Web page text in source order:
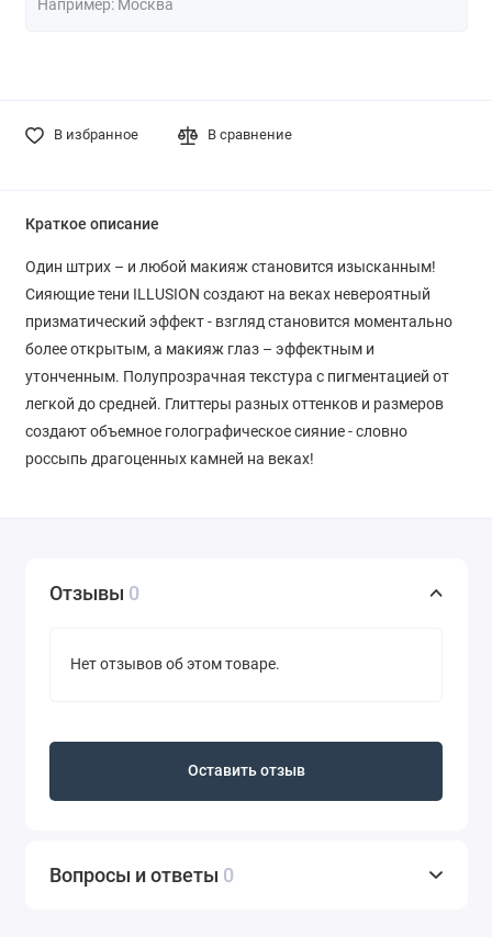
В избранное В сравнение
Краткое описание
Один штрих – и любой макияж становится изысканным!
Сияющие тени ILLUSION создают на веках невероятный
призматический эффект - взгляд становится моментально
более открытым, а макияж глаз – эффектным и
утонченным. Полупрозрачная текстура с пигментацией от
легкой до средней. Глиттеры разных оттенков и размеров
создают объемное голографическое сияние - словно
россыпь драгоценных камней на веках!
Отзывы 0
Нет отзывов об этом товаре.
Оставить отзыв
Вопросы и ответы 0